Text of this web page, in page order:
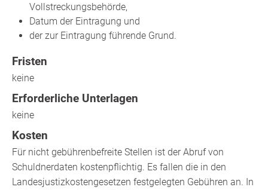
Vollstreckungsbehörde,
Datum der Eintragung und
der zur Eintragung führende Grund.
Fristen
keine
Erforderliche Unterlagen
keine
Kosten
Für nicht gebührenbefreite Stellen ist der Abruf von
Schuldnerdaten kostenpflichtig. Es fallen die in den
Landesjustizkostengesetzen festgelegten Gebühren an. In